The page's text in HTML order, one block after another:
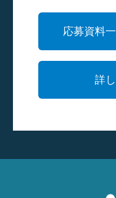
応募資料
詳